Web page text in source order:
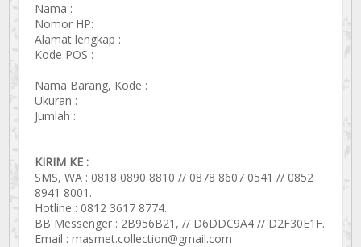
Nama :
Nomor HP:
Alamat lengkap :
Kode POS :
Nama Barang, Kode :
Ukuran :
Jumlah :
KIRIM KE :
SMS, WA : 0818 0890 8810 // 0878 8607 0541 // 0852
8941 8001.
Hotline : 0812 3617 8774.
BB Messenger : 2B956B21, // D6DDC9A4 // D2F30E1F.
Email : masmet.collection@gmail.com